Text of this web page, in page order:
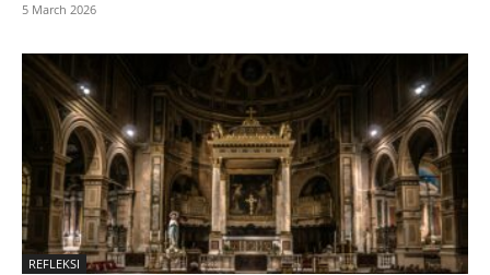
5 March 2026
REFLEKSI